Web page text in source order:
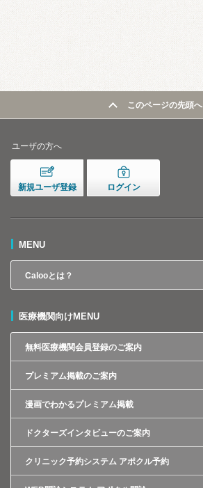
このページの先頭へ
ユーザの方へ
新規ユーザ登録 ログイン
MENU
Calooとは？
医療機関向けMENU
無料医療機関会員登録のご案内
プレミアム掲載のご案内
漫画でわかるプレミアム掲載
ドクターズインタビューのご案内
クリニック予約システム アポクル予約